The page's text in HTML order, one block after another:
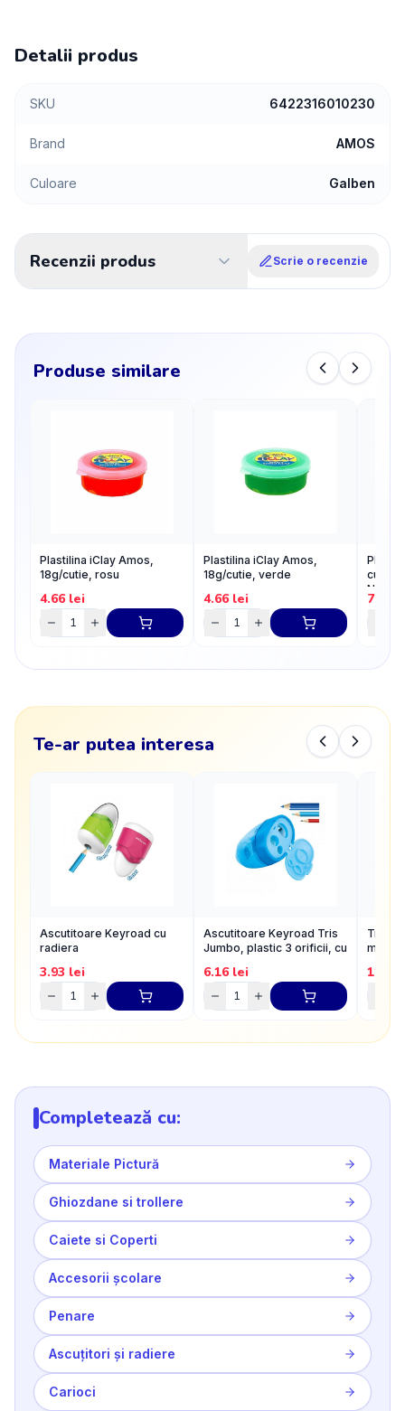
Detalii produs
SKU 6422316010230
Brand AMOS
Culoare Galben
Recenzii produs Scrie o recenzie
Produse similare
Plastilina iClay Amos,
18g/cutie, rosu
4.66lei
Plastilina iClay Amos,
18g/cutie, verde
4.66lei
cu
NEBO
7.22
Te-ar putea interesa
Ascutitoare Keyroad cu
radiera
3.93 lei
Ascutitoare Keyroad Tris
Jumbo, plastic 3 orificii, cu
6.16lei
Trusa
metal
11.26
Completează cu:
Materiale Pictură
Ghiozdane si trollere
Caiete si Coperti
Accesorii școlare
Penare
Ascuțitori și radiere
Carioci